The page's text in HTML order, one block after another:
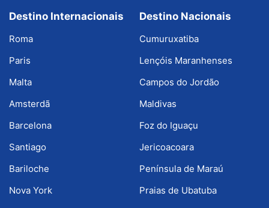
Destino Internacionais
Roma
Paris
Malta
Amsterdã
Barcelona
Santiago
Bariloche
Nova York
Destino Nacionais
Cumuruxatiba
Lençóis Maranhenses
Campos do Jordão
Maldivas
Foz do Iguaçu
Jericoacoara
Península de Maraú
Praias de Ubatuba